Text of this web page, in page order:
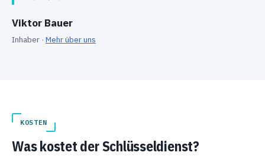
Viktor Bauer
Inhaber · Mehr über uns
KOSTEN
Was kostet der Schlüsseldienst?